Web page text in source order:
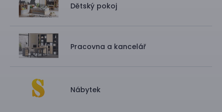
Dětský pokoj
Pracovna a kancelář
Nábytek